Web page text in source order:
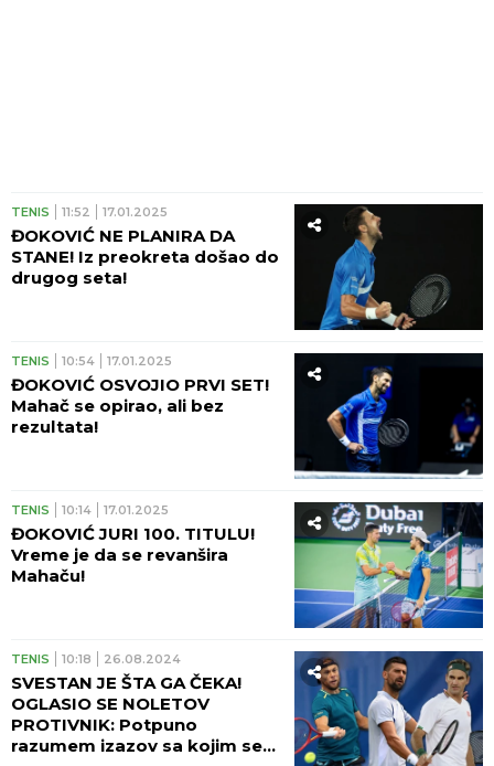
TENIS 11:52 17.01.2025
ĐOKOVIĆ NE PLANIRA DA
STANE! Iz preokreta došao do
drugog seta!
TENIS 10:54 17.01.2025
ĐOKOVIĆ OSVOJIO PRVI SET!
Mahač se opirao, ali bez
rezultata!
TENIS 10:14 17.01.2025
ĐOKOVIĆ JURI 100. TITULU!
Vreme je da se revanšira
Mahaču!
TENIS 10:18 26.08.2024
SVESTAN JE ŠTA GA ČEKA!
OGLASIO SE NOLETOV
PROTIVNIK: Potpuno
razumem izazov sa kojim se